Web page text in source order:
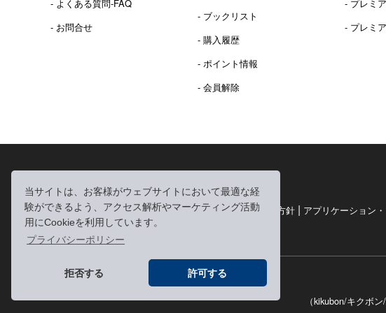
当サイトは、お客様がウェブサイトにおいて最適な経
験ができるよう、アクセス解析やマーケティング活動
用にCookieを利用しています。
プライバシーポリシー
拒否する 許可する
- よくある質問-FAQ
- お問合せ
- ブックリスト
- 購入履歴
- ポイント情報
- 会員解除
- プレミ
- プレミ
利用規約|個人情報の取り扱いについて| 個人情報保護方針 | アプリケーション
特定商取引法に基づく表記
（kikubon/キクボ